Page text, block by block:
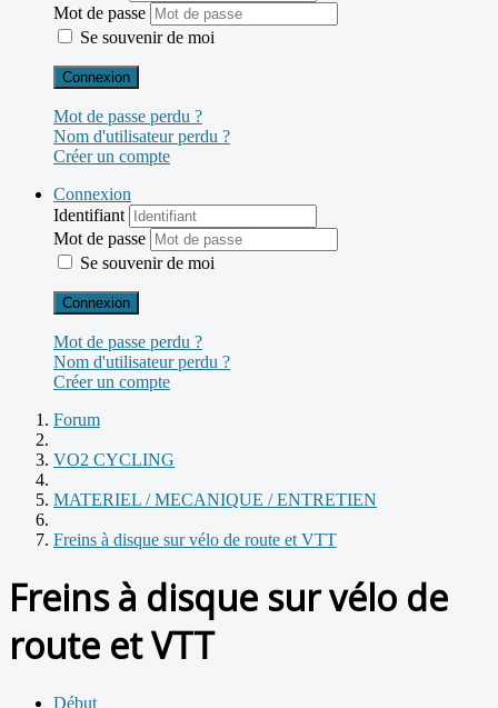
Mot de passe
Se souvenir de moi
Connexion
Mot de passe perdu ?
Nom d'utilisateur perdu ?
Créer un compte
Connexion
Identifiant
Mot de passe
Se souvenir de moi
Connexion
Mot de passe perdu ?
Nom d'utilisateur perdu ?
Créer un compte
Forum
VO2 CYCLING
MATERIEL / MECANIQUE / ENTRETIEN
Freins à disque sur vélo de route et VTT
Freins à disque sur vélo de
route et VTT
Début